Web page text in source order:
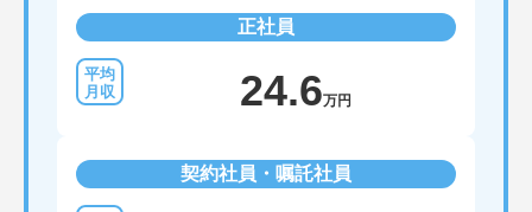
正社員
24.6万円
契約社員・嘱託社員